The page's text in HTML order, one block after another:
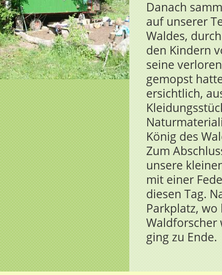
Danach
auf unserer
Waldes,
den Kindern
seine
gemopst
ersichtlich,
König des
Zum
unsere
mit einer
diesen Tag.
Parkplatz,
Waldforscher
ging zu Ende.